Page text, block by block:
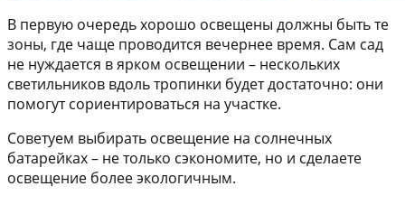
В первую очередь хорошо освещены должны быть те
зоны, где чаще проводится вечернее время. Сам сад
не нуждается в ярком освещении – нескольких
светильников вдоль тропинки будет достаточно: они
помогут сориентироваться на участке.
Советуем выбирать освещение на солнечных
батарейках – не только сэкономите, но и сделаете
освещение более экологичным.